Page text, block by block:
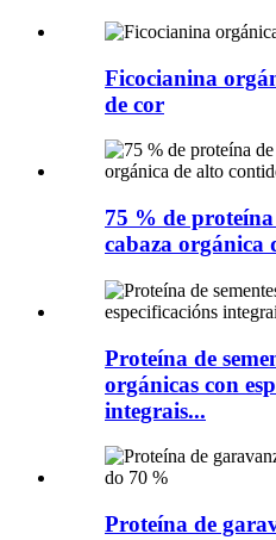
Ficocianina
de cor
75 % de proteína
cabaza orgánica
Proteína de
orgánicas con
integrais...
Proteína de